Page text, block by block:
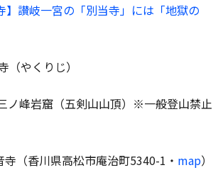
】讃岐一宮の「別当寺」には「地獄の
（やくりじ）
ノ峰岩窟（五剣山山頂）※一般登山禁止
（香川県高松市庵治町5340-1・ map）